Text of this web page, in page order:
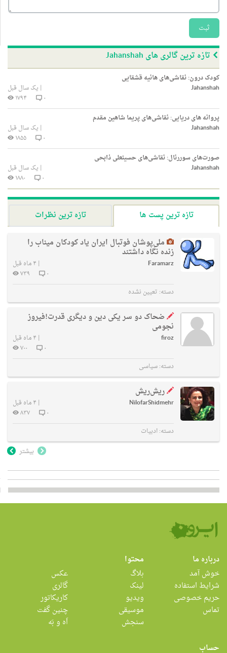
ثبت
تازه ترین گالری های Jahanshah
کودک درون: نقاشی‌های هانیه قشقایی
Jahanshah
| یک سال قبل
۰
۱۷۹۴
پروانه های دریایی: نقاشی‌های پریما شاهین مقدم
Jahanshah
| یک سال قبل
۰
۱۸۵۵
صورت‌های سوررئال: نقاشی‌های حسینعلی ذابحی
Jahanshah
| یک سال قبل
۰
۱۸۸۰
تازه ترین پست ها
تازه ترین نظرات
ملی‌پوشان فوتبال ایران یاد کودکان میناب را
زنده نگاه داشتند
Faramarz
| ۴ ماه قبل
۰
۷۳۹
دسته: تعیین نشده
ضحاک دو سر یکی دین و دیگری قدرت!فیروز
نجومی
firoz
| ۴ ماه قبل
۰
۷۰۰
دسته:سیاسی
ریش‌ریش
NilofarShidmehr
| ۴ ماه قبل
۰
۸۳۷
دسته:ادبیات
بیشتر
درباره ما
خوش آمد
شرایط استفاده
حریم خصوصی
تماس
محتوا
بلاگ
لینک
ویدیو
موسیقی
سنجش
عکس
گالری
کاریکاتور
چنین گفت
اَه و بَه
حساب